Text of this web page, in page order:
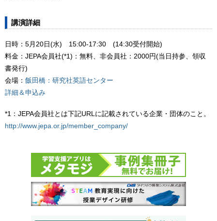
講演詳細
日時：5月20日(水) 15:00-17:30 (14:30受付開始)
料金：JEPA会員社(*1)：無料、非会員社：2000円(当日持参、領収
書発行)
会場： 飯田橋：研究社英語センター
詳細＆申込み
*1：JEPA会員社とは下記URLに記載されている企業・団体のこと。
http://www.jepa.or.jp/member_company/